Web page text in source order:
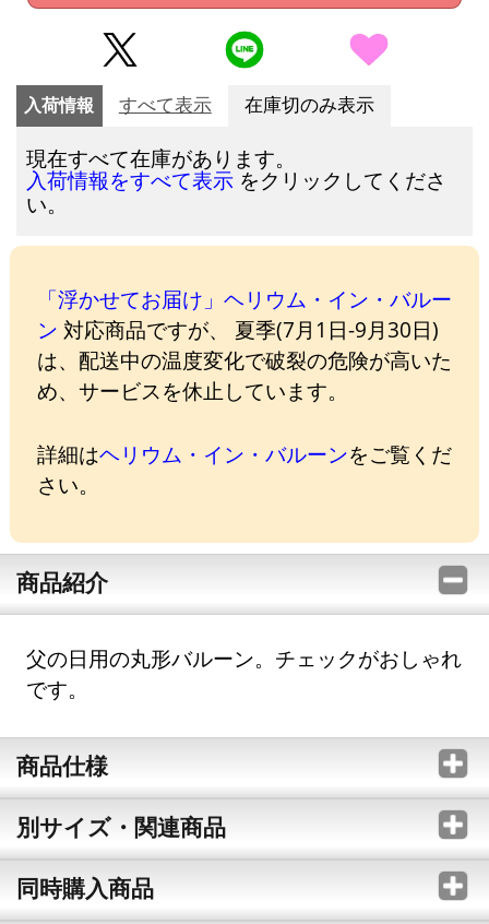
入荷情報 すべて表示 在庫切のみ表示
現在すべて在庫があります。
入荷情報をすべて表示 をクリックしてくださ
い。
「浮かせてお届け」ヘリウム・イン・バルー
ン 対応商品ですが、 夏季(7月1日-9月30日)
は、配送中の温度変化で破裂の危険が高いた
め、サービスを休止しています。
詳細はヘリウム・イン・バルーンをご覧くだ
さい。
商品紹介
父の日用の丸形バルーン。チェックがおしゃれ
です。
商品仕様
別サイズ・関連商品
同時購入商品